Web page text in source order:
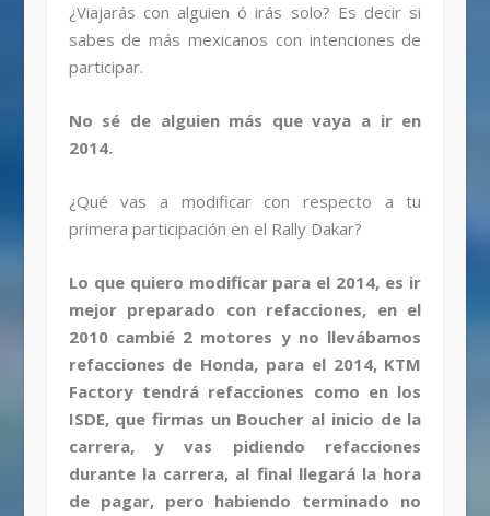
¿Viajarás con alguien ó irás solo? Es decir si
sabes de más mexicanos con intenciones de
participar.
No sé de alguien más que vaya a ir en
2014.
¿Qué vas a modificar con respecto a tu
primera participación en el Rally Dakar?
Lo que quiero modificar para el 2014, es ir
mejor preparado con refacciones, en el
2010 cambié 2 motores y no llevábamos
refacciones de Honda, para el 2014, KTM
Factory tendrá refacciones como en los
ISDE, que firmas un Boucher al inicio de la
carrera, y vas pidiendo refacciones
durante la carrera, al final llegará la hora
de pagar, pero habiendo terminado no